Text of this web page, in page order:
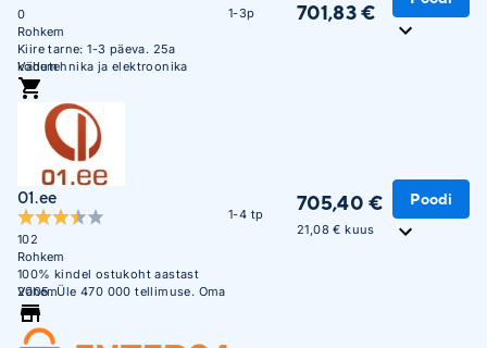
0
Rohkem
Kiire tarne: 1-3 päeva. 25a
kodutehnika ja elektroonika
müügi kogemust. Suurtele
kodumasinatele Tallinnas ja
lähiümbruses lisateenused -
tarnsport tuppa, paigaldus, vana
seadme äravedu, pakendi
äravedu.
Vähem
1-3p 701,83 €
01.ee
102
Rohkem
100% kindel ostukoht aastast
2005. Üle 470 000 tellimuse. Oma
ladu 850m2.
Vähem
1-4 tp 705,40 €
21,08 € kuus
Poodi